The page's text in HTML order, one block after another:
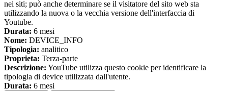
nei siti; può anche determinare se il visitatore del sito web sta
utilizzando la nuova o la vecchia versione dell'interfaccia di
Youtube.
Durata: 6 mesi
Nome: DEVICE_INFO
Tipologia: analitico
Proprieta: Terza-parte
Descrizione: YouTube utilizza questo cookie per identificare la
tipologia di device utilizzata dall'utente.
Durata: 6 mesi